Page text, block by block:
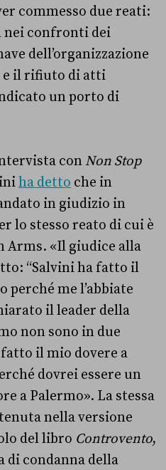
commesso due reati:
nei confronti dei
dell’organizzazione
e il rifiuto di atti
un porto di
con Non Stop
ha detto che in
in giudizio in
lo stesso reato di cui è
Arms. «Il giudice alla
“Salvini ha fatto il
perché me l’abbiate
il leader della
non sono in due
il mio dovere a
dovrei essere un
a Palermo». La stessa
nella versione
del libro Controvento,
di condanna della